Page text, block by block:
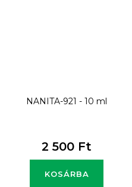
NANITA-921 - 10 ml
2 500 Ft
KOSÁRBA